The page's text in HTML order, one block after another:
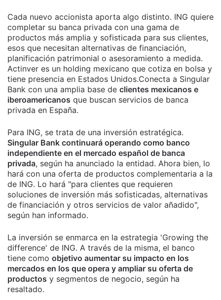
Cada nuevo accionista aporta algo distinto. ING quiere
completar su banca privada con una gama de
productos más amplia y sofisticada para sus clientes,
esos que necesitan alternativas de financiación,
planificación patrimonial o asesoramiento a medida.
Actinver es un holding mexicano que cotiza en bolsa y
tiene presencia en Estados Unidos.Conecta a Singular
Bank con una amplia base de clientes mexicanos e
iberoamericanos que buscan servicios de banca
privada en España.
Para ING, se trata de una inversión estratégica.
Singular Bank continuará operando como banco
independiente en el mercado español de banca
privada, según ha anunciado la entidad. Ahora bien, lo
hará con una oferta de productos complementaria a la
de ING. Lo hará "para clientes que requieren
soluciones de inversión más sofisticadas, alternativas
de financiación y otros servicios de valor añadido",
según han informado.
La inversión se enmarca en la estrategia 'Growing the
difference' de ING. A través de la misma, el banco
tiene como objetivo aumentar su impacto en los
mercados en los que opera y ampliar su oferta de
productos y segmentos de negocio, según ha
resaltado.